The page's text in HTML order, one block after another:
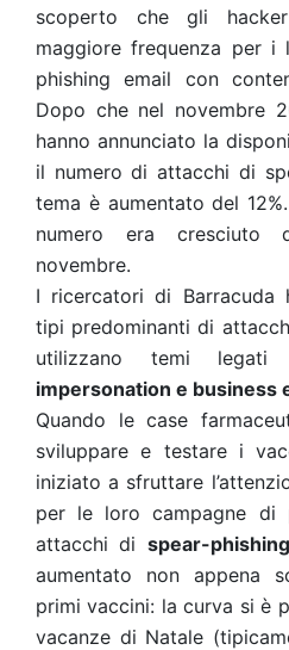
scoperto che gli
maggiore frequenza per
phishing email con
Dopo che nel novembre
hanno annunciato la
il numero di attacchi di
tema è aumentato del
numero era
novembre.
I ricercatori di Barracuda
tipi predominanti di
utilizzano temi
impersonation e business
Quando le case
sviluppare e testare i
iniziato a sfruttare
per le loro campagne di
attacchi di spear-phishing
aumentato non appena
primi vaccini: la curva si è
vacanze di Natale